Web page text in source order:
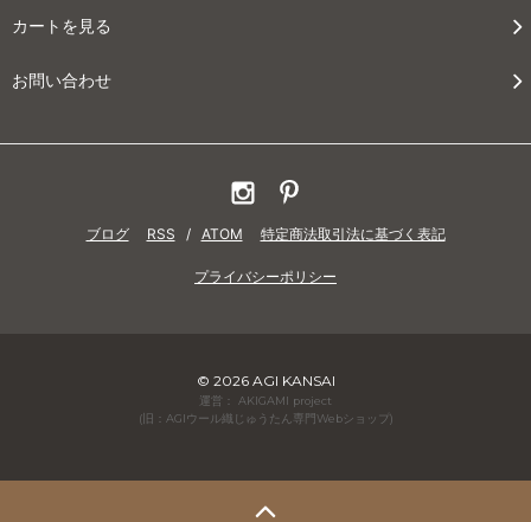
カートを見る
お問い合わせ
ブログ RSS / ATOM 特定商法取引法に基づく表記
プライバシーポリシー
© 2026 AGI KANSAI
運営： AKIGAMI project
(旧：AGIウール織じゅうたん専門Webショップ)